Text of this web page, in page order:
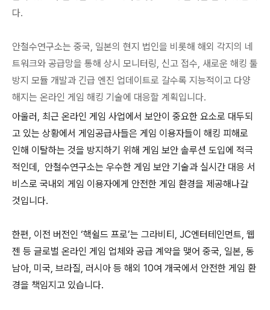
다.
안철수연구소는 중국, 일본의 현지 법인을 비롯해 해외 각지의 네
트워크와 공급망을 통해 상시 모니터링, 신고 접수, 새로운 해킹 툴
방지 모듈 개발과 긴급 엔진 업데이트로 갈수록 지능적이고 다양
해지는 온라인 게임 해킹 기술에 대응할 계획입니다.
아울러, 최근 온라인 게임 사업에서 보안이 중요한 요소로 대두되
고 있는 상황에서 게임공급사들은 게임 이용자들이 해킹 피해로
인해 이탈하는 것을 방지하기 위해 게임 보안 솔루션 도입에 적극
적인데, 안철수연구소는 우수한 게임 보안 기술과 실시간 대응 서
비스로 국내외 게임 이용자에게 안전한 게임 환경을 제공해나갈
것입니다.
한편, 이전 버전인 ‘핵쉴드 프로’는 그라비티, JC엔터테인먼트, 웹
젠 등 글로벌 온라인 게임 업체와 공급 계약을 맺어 중국, 일본, 동
남아, 미국, 브라질, 러시아 등 해외 10여 개국에서 안전한 게임 환
경을 책임지고 있습니다.